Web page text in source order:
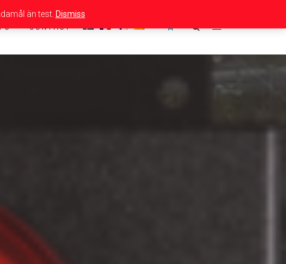
CONTACT
än test. Dismiss